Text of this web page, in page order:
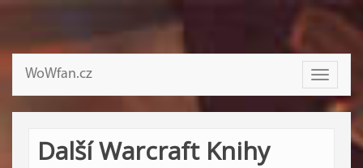
Toggle
WoWfan.cz
Další Warcraft Knihy